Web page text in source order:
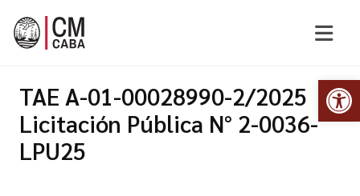
TAE A-01-00028990-2/2025
Licitación Pública N° 2-0036-
LPU25